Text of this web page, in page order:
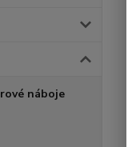
náboje